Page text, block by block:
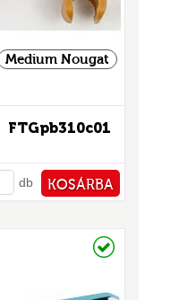
Medium Nougat
FTGpb310c01
db KOSÁRBA